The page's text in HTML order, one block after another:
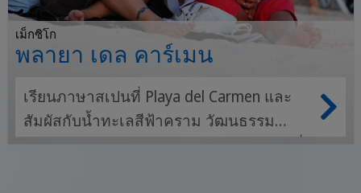
เม็กซิโก
พลายา เดล คาร์เมน
เรียนภาษาสเปนที่ Playa del Carmen และ
สัมผัสกับน้ำทะเลสีฟ้าคราม วัฒนธรรม